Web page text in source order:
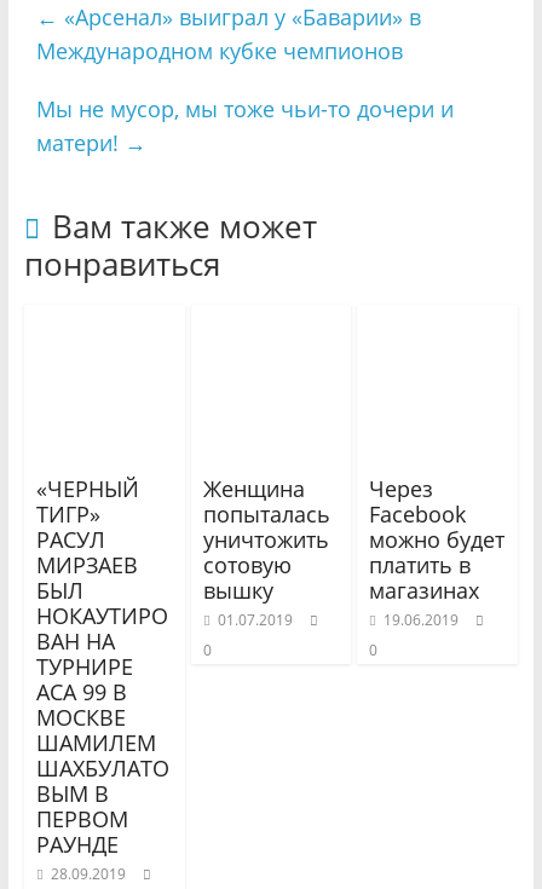
← «Арсенал» выиграл у «Баварии» в
Международном кубке чемпионов
Мы не мусор, мы тоже чьи-то дочери и
матери! →
Вам также может
понравиться
«ЧЕРНЫЙ
ТИГР»
РАСУЛ
МИРЗАЕВ
БЫЛ
НОКАУТИРО
ВАН НА
ТУРНИРЕ
АСА 99 В
МОСКВЕ
ШАМИЛЕМ
ШАХБУЛАТО
ВЫМ В
ПЕРВОМ
РАУНДЕ
28.09.2019
Женщина
попыталась
уничтожить
сотовую
вышку
01.07.2019
0
Через
Facebook
можно будет
платить в
магазинах
19.06.2019
0